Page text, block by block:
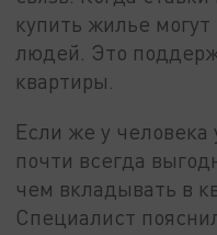
купить жилье
людей. Это
квартиры.
Если же у
почти всегда
чем вкладывать в
Специалист